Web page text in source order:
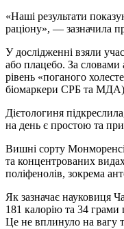
«Наші результати
раціону», — зазначила
У дослідженні взяли
або плацебо. За словами
рівень «поганого
біомаркери СРБ та
Дієтологиня
на день є простою та
Вишні сорту
та концентрованих
поліфенолів, зокрема
Як зазначає науковиця
181 калорію та 34
Це не вплинуло на вагу